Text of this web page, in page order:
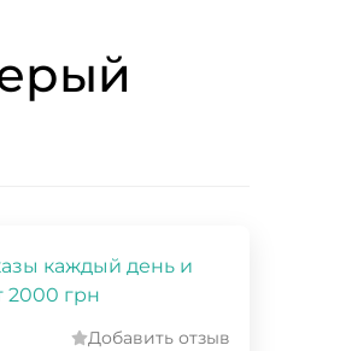
каждый день и
2000 грн
Добавить отзыв